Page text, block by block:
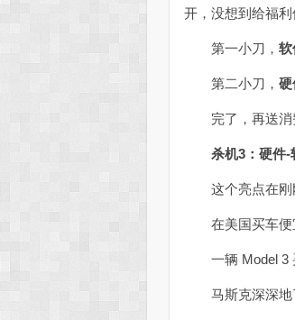
开，没想到给福利
第一小刀，软
第二小刀，硬
完了，再送消
杀机3：硬件-
这个亮点在刚刚
在美国买车便
一辆 Model 3 买
马斯克深深地了